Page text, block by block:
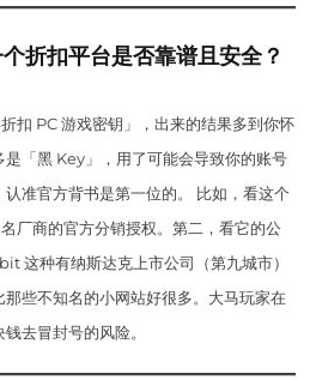
折扣平台是否靠谱且安全？
扣 PC 游戏密钥」，出来的结果多到你怀
「黑 Key」，用了可能会导致你的账号
准官方背书是第一位的。 比如，看这个
厂商的官方分销授权。第二，看它的公
这种有纳斯达克上市公司（第九城市）
些不知名的小网站好很多。大马玩家在
去冒封号的风险。